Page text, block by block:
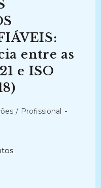
entre as
e ISO
/ Profissional